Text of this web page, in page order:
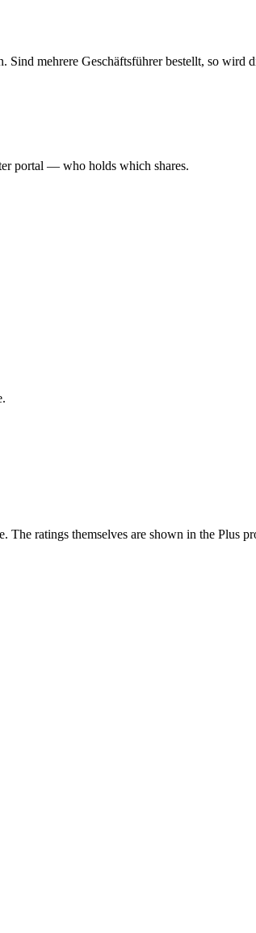
mehrere Geschäftsführer bestellt, so
portal — who holds which shares.
ratings themselves are shown in the Plus